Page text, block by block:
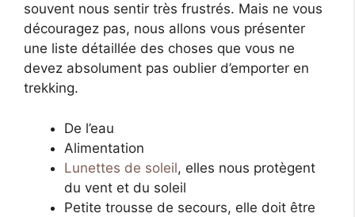
souvent nous sentir très frustrés. Mais ne vous
découragez pas, nous allons vous présenter
une liste détaillée des choses que vous ne
devez absolument pas oublier d’emporter en
trekking.
De l’eau
Alimentation
Lunettes de soleil, elles nous protègent
du vent et du soleil
Petite trousse de secours, elle doit être